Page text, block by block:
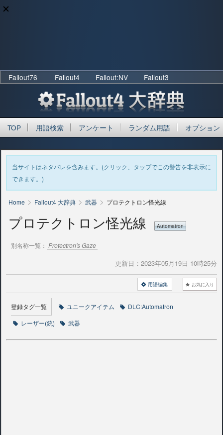
Fallout76 Fallout4 Fallout:NV Fallout3
TOP 用語検索 アンケート ランダム用語 オプション
当サイトはネタバレを含みます。(クリック、タップでこの警告を非表示に
できます。)
Home > Fallout4 大辞典 > 武器 > プロテクトロン怪光線
プロテクトロン怪光線 Automatron
別名称一覧： Protectron's Gaze
更新日： 2023年05月19日 10時25分
お気に入り
用語編集
登録タグ一覧 ユニークアイテム
DLC:Automatron
レーザー(銃)
武器